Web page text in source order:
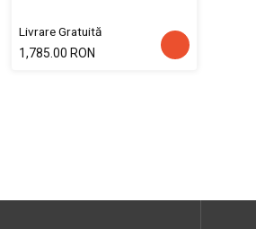
Livrare Gratuită
1,785.00 RON